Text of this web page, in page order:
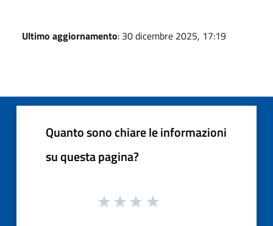
Ultimo aggiornamento: 30 dicembre 2025, 17:19
Quanto sono chiare le informazioni
su questa pagina?